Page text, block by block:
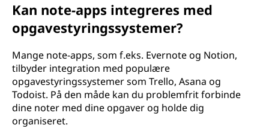
Kan note-apps integreres med
opgavestyringssystemer?
Mange note-apps, som f.eks. Evernote og Notion,
tilbyder integration med populære
opgavestyringssystemer som Trello, Asana og
Todoist. På den måde kan du problemfrit forbinde
dine noter med dine opgaver og holde dig
organiseret.